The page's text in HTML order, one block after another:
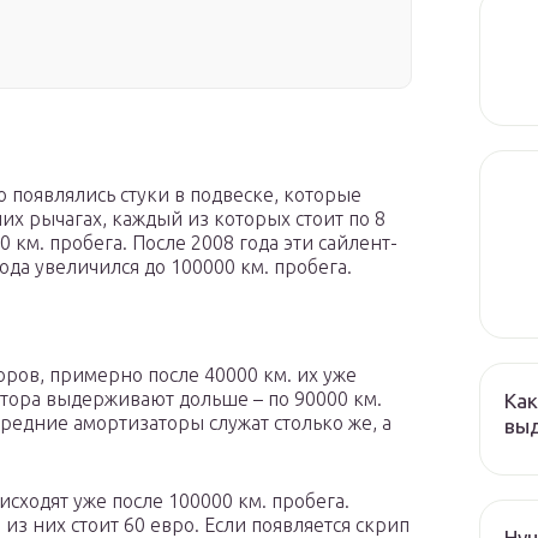
стуки в подвеске, которые
рычагах, каждый из которых стоит по 8
пробега. После 2008 года эти сайлент-
увеличился до 100000 км. пробега.
примерно после 40000 км. их уже
выдерживают дольше – по 90000 км.
амортизаторы служат столько же, а
уже после 100000 км. пробега.
них стоит 60 евро. Если появляется скрип